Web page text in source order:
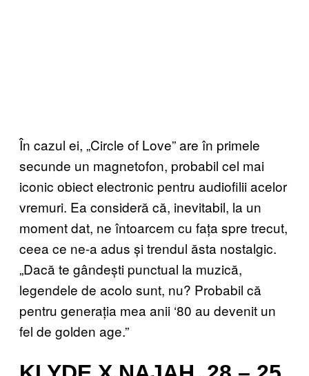
În cazul ei, „Circle of Love” are în primele
secunde un magnetofon, probabil cel mai
iconic obiect electronic pentru audiofilii acelor
vremuri. Ea consideră că, inevitabil, la un
moment dat, ne întoarcem cu fața spre trecut,
ceea ce ne-a adus și trendul ăsta nostalgic.
„Dacă te gândești punctual la muzică,
legendele de acolo sunt, nu? Probabil că
pentru generația mea anii ‘80 au devenit un
fel de golden age.”